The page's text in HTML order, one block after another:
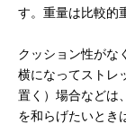
す。重量は比較的
クッション性がな
横になってストレ
置く）場合などは
を和らげたいとき